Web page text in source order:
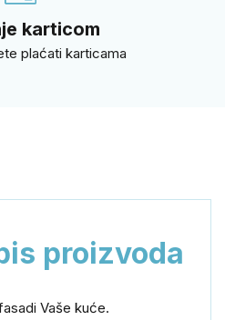
karticom
plaćati karticama
proizvoda
Vaše kuće.